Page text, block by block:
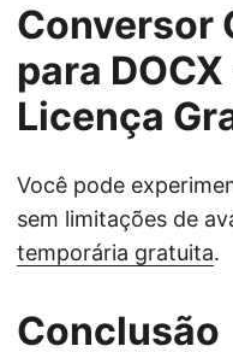
Conversor
para
Licença
Você pode
sem limitações de
temporária gratuita.
Conclusão